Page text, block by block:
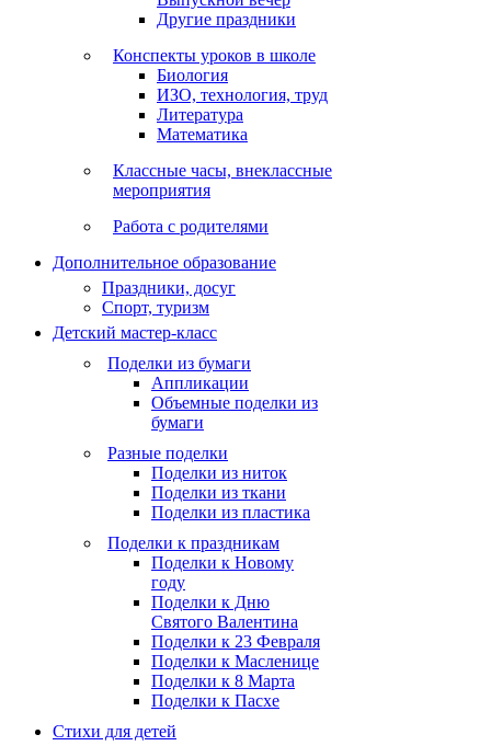
Другие праздники
Конспекты уроков в школе
Биология
ИЗО, технология, труд
Литература
Математика
Классные часы, внеклассные
мероприятия
Работа с родителями
Дополнительное образование
Праздники, досуг
Спорт, туризм
Детский мастер-класс
Поделки из бумаги
Аппликации
Объемные поделки из
бумаги
Разные поделки
Поделки из ниток
Поделки из ткани
Поделки из пластика
Поделки к праздникам
Поделки к Новому
году
Поделки к Дню
Святого Валентина
Поделки к 23 Февраля
Поделки к Масленице
Поделки к 8 Марта
Поделки к Пасхе
Стихи для детей